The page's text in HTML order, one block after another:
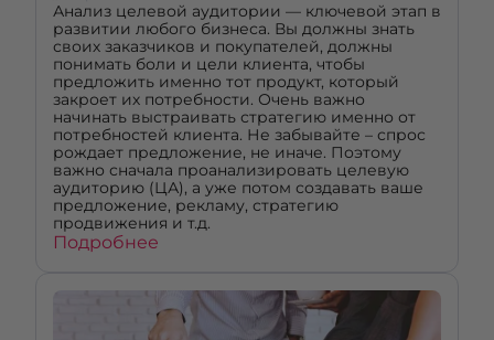
Анализ целевой аудитории — ключевой этап в
развитии любого бизнеса. Вы должны знать
своих заказчиков и покупателей, должны
понимать боли и цели клиента, чтобы
предложить именно тот продукт, который
закроет их потребности. Очень важно
начинать выстраивать стратегию именно от
потребностей клиента. Не забывайте – спрос
рождает предложение, не иначе. Поэтому
важно сначала проанализировать целевую
аудиторию (ЦА), а уже потом создавать ваше
предложение, рекламу, стратегию
продвижения и т.д.
Подробнее